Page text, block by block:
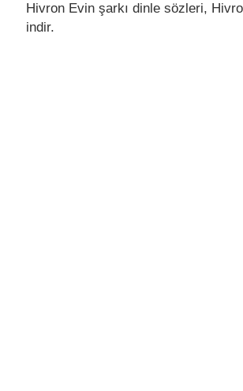
Hivron Evin şarkı dinle sözleri,
indir.